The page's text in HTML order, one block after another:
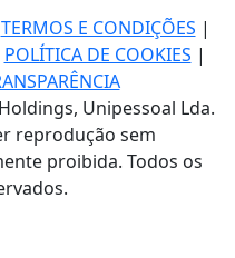
TERMOS E CONDIÇÕES |
POLÍTICA DE COOKIES |
Unipessoal Lda.
reprodução sem
proibida. Todos os